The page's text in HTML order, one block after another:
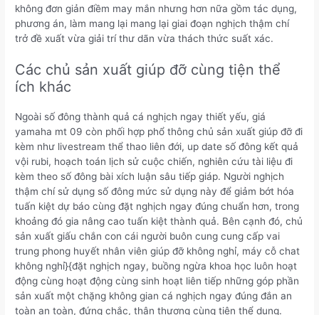
không đơn giản điềm may mắn nhưng hơn nữa gồm tác dụng,
phương án, làm mang lại mang lại giai đoạn nghịch thậm chí
trở đề xuất vừa giải trí thư dãn vừa thách thức suất xác.
Các chủ sản xuất giúp đỡ cùng tiện thể
ích khác
Ngoài số đông thành quả cá nghịch ngay thiết yếu, giá
yamaha mt 09 còn phối hợp phổ thông chủ sản xuất giúp đỡ đi
kèm như livestream thể thao liên đới, up date số đông kết quả
vội rubi, hoạch toán lịch sử cuộc chiến, nghiên cứu tài liệu đi
kèm theo số đông bài xích luận sâu tiếp giáp. Người nghịch
thậm chí sử dụng số đông mức sử dụng này để giảm bớt hóa
tuấn kiệt dự báo cùng đặt nghịch ngay đúng chuẩn hơn, trong
khoảng đó gia nâng cao tuấn kiệt thành quả. Bên cạnh đó, chủ
sản xuất giấu chắn con cái người buôn cung cung cấp vai
trung phong huyết nhân viên giúp đỡ không nghỉ, máy cỗ chat
không nghỉ}{đặt nghịch ngay, buồng ngừa khoa học luôn hoạt
động cùng hoạt động cùng sinh hoạt liên tiếp những góp phần
sản xuất một chặng không gian cá nghịch ngay đúng đắn an
toàn an toàn, đứng chắc, thân thương cùng tiện thể dụng.